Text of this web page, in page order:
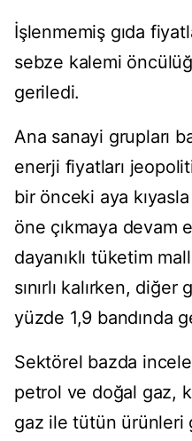
İşlenmemiş gıda
sebze kalemi
geriledi.
Ana sanayi grupları
enerji fiyatları
bir önceki aya
öne çıkmaya devam
dayanıklı tüketim
sınırlı kalırken,
yüzde 1,9 bandında
Sektörel bazda
petrol ve doğal gaz,
gaz ile tütün ürünleri